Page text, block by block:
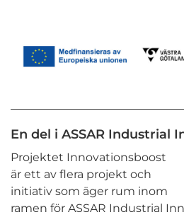
En del i ASSAR Industrial
Projektet Innovationsboost
är ett av flera projekt och
initiativ som äger rum inom
ramen för ASSAR Industrial